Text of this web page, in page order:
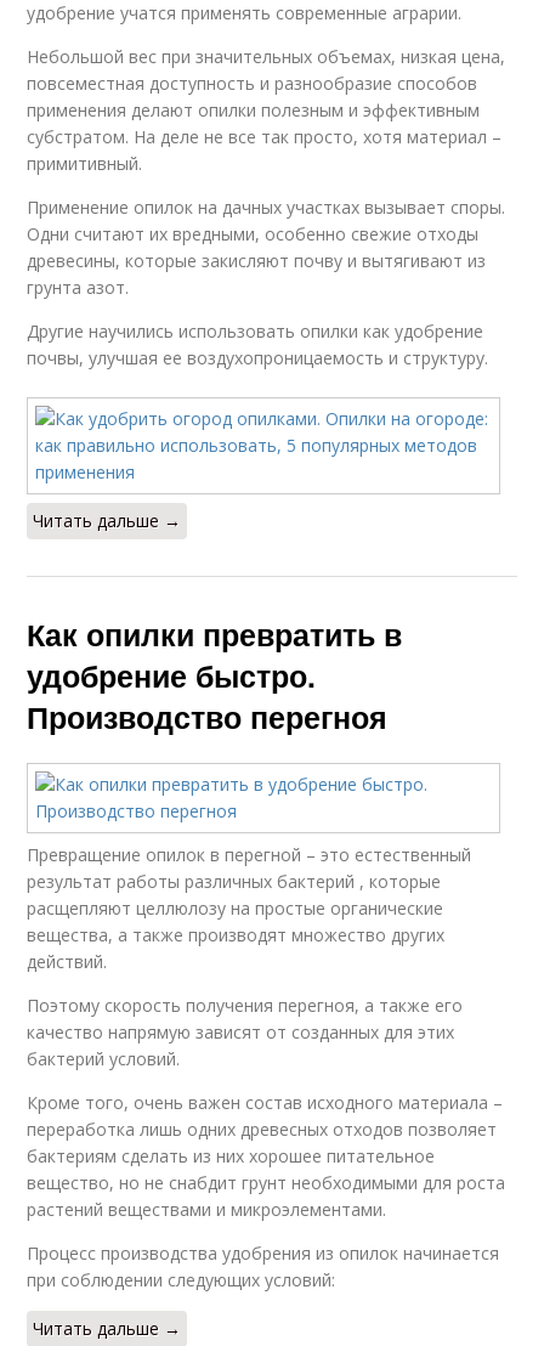
удобрение учатся применять современные аграрии.
Небольшой вес при значительных объемах, низкая цена,
повсеместная доступность и разнообразие способов
применения делают опилки полезным и эффективным
субстратом. На деле не все так просто, хотя материал –
примитивный.
Применение опилок на дачных участках вызывает споры.
Одни считают их вредными, особенно свежие отходы
древесины, которые закисляют почву и вытягивают из
грунта азот.
Другие научились использовать опилки как удобрение
почвы, улучшая ее воздухопроницаемость и структуру.
Читать дальше →
Как опилки превратить в
удобрение быстро.
Производство перегноя
Превращение опилок в перегной – это естественный
результат работы различных бактерий , которые
расщепляют целлюлозу на простые органические
вещества, а также производят множество других
действий.
Поэтому скорость получения перегноя, а также его
качество напрямую зависят от созданных для этих
бактерий условий.
Кроме того, очень важен состав исходного материала –
переработка лишь одних древесных отходов позволяет
бактериям сделать из них хорошее питательное
вещество, но не снабдит грунт необходимыми для роста
растений веществами и микроэлементами.
Процесс производства удобрения из опилок начинается
при соблюдении следующих условий:
Читать дальше →